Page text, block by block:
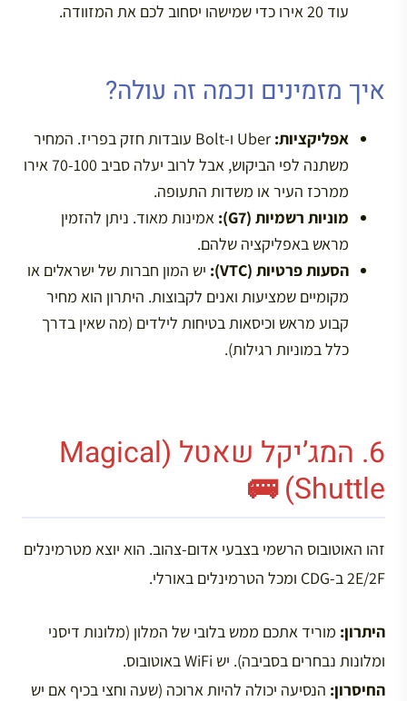
עוד 20 אירו כדי שמישהו יסחוב לכם את המזוודה.
איך מזמינים וכמה זה עולה?
אפליקציות:
Uber ו-Bolt עובדות חזק בפריז. המחיר
משתנה לפי הביקוש, אבל לרוב יעלה סביב 70-100 אירו
ממרכז העיר או משדות התעופה.
מוניות רשמיות (G7):
אמינות מאוד. ניתן להזמין
מראש באפליקציה שלהם.
הסעות פרטיות (VTC):
יש המון חברות של ישראלים או
מקומיים שמציעות ואנים לקבוצות. היתרון הוא מחיר
קבוע מראש וכיסאות בטיחות לילדים (מה שאין בדרך
כלל במוניות רגילות).
6. המג’יקל שאטל (Magical
Shuttle) 🚌
זהו האוטובוס הרשמי בצבעי אדום-צהוב. הוא יוצא מטרמינלים
2E/2F ב-CDG ומכל הטרמינלים באורלי.
היתרון: מוריד אתכם ממש בלובי של המלון (מלונות דיסני
ומלונות נבחרים בסביבה). יש WiFi באוטובוס.
החיסרון: הנסיעה יכולה להיות ארוכה (שעה וחצי בכיף אם יש